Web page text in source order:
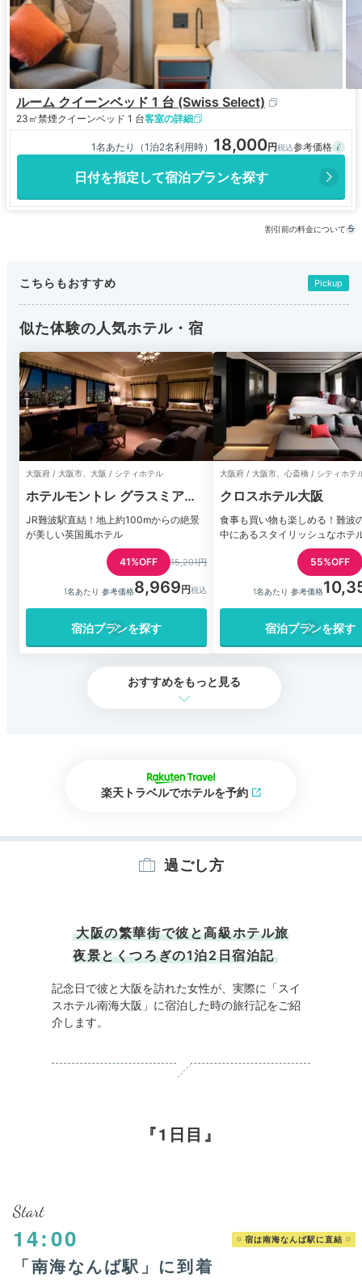
ルーム クイーンベッド 1 台 (Swiss Select)
23㎡禁煙クイーンベッド 1 台客室の詳細
1名あたり（1泊2名利用時） 18,000
日付を指定して宿泊プランを探す
割引前の料金について
こちらもおすすめ Pickup
似た体験の人気ホテル・宿
大阪府 / 大阪市、大阪 / シティホテル
ホテルモントレ グラスミア大
阪
JR難波駅直結！地上約100mからの絶景
が美しい英国風ホテル
41%OFF 15,201円
1名あたり 参考価格8,969
宿泊プランを探す
大阪府 / 大阪市、心斎橋 / シティホテ
クロスホテル大阪
食事も買い物も楽しめる！難波
中にあるスタイリッシュなホテ
55%OFF
1名あたり 参考価格
宿泊プランを探す
おすすめをもっと見る
楽天トラベルでホテルを予約
過ごし方
大阪の繁華街で彼と高級ホテル旅
夜景とくつろぎの1泊2日宿泊記
記念日で彼と大阪を訪れた女性が、実際に「スイ
スホテル南海大阪」に宿泊した時の旅行記をご紹
介します。
1日目
Start
14:00 宿は南海なんば駅に直結
「南海なんば駅」に到着